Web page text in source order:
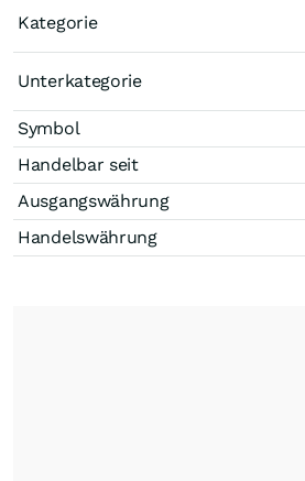
Kategorie
Unterkategorie
Symbol
Handelbar seit
Ausgangswährung
Handelswährung